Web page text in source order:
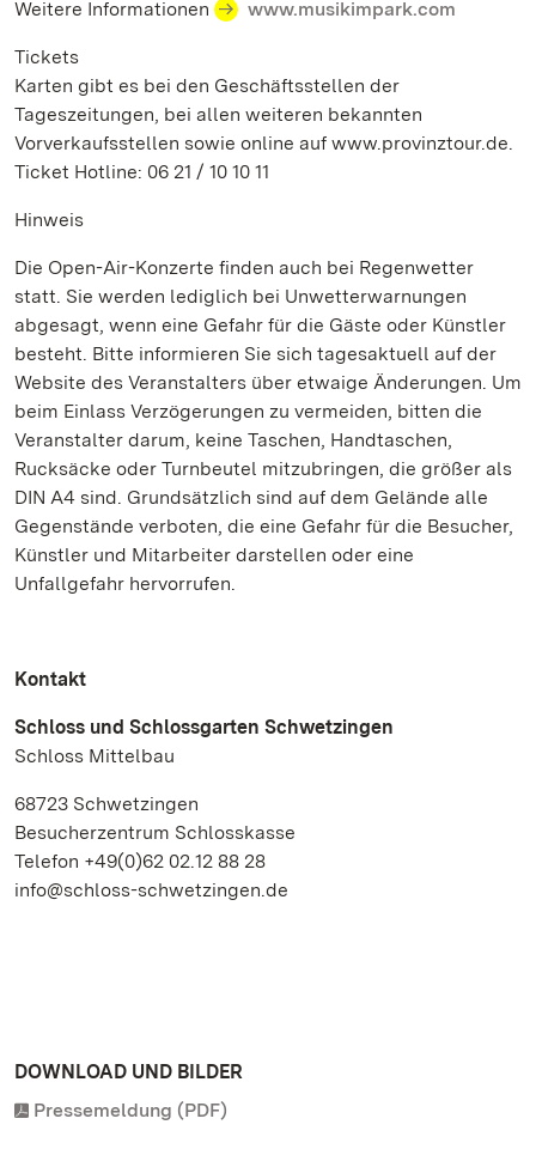
Weitere Informationen www.musikimpark.com
Tickets
Karten gibt es bei den Geschäftsstellen der
Tageszeitungen, bei allen weiteren bekannten
Vorverkaufsstellen sowie online auf www.provinztour.de.
Ticket Hotline: 06 21 / 10 10 11
Hinweis
Die Open-Air-Konzerte finden auch bei Regenwetter
statt. Sie werden lediglich bei Unwetterwarnungen
abgesagt, wenn eine Gefahr für die Gäste oder Künstler
besteht. Bitte informieren Sie sich tagesaktuell auf der
Website des Veranstalters über etwaige Änderungen. Um
beim Einlass Verzögerungen zu vermeiden, bitten die
Veranstalter darum, keine Taschen, Handtaschen,
Rucksäcke oder Turnbeutel mitzubringen, die größer als
DIN A4 sind. Grundsätzlich sind auf dem Gelände alle
Gegenstände verboten, die eine Gefahr für die Besucher,
Künstler und Mitarbeiter darstellen oder eine
Unfallgefahr hervorrufen.
Kontakt
Schloss und Schlossgarten Schwetzingen
Schloss Mittelbau
68723 Schwetzingen
Besucherzentrum Schlosskasse
Telefon +49(0)62 02.12 88 28
info@schloss-schwetzingen.de
DOWNLOAD UND BILDER
Pressemeldung (PDF)